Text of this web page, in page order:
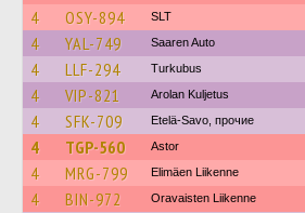
4 OSY-894 SLT
4 YAL-749 Saaren Auto
4 LLF-294 Turkubus
4 VIP-821 Arolan Kuljetus
4 SFK-709 Etelä-Savo, прочие
4 TGP-560 Astor
4 MRG-799 Elimäen Liikenne
4 BIN-972 Oravaisten Liikenne